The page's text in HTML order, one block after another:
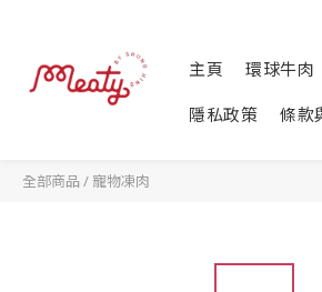
主頁 環球牛肉
隱私政策 條款
全部商品 / 寵物凍肉